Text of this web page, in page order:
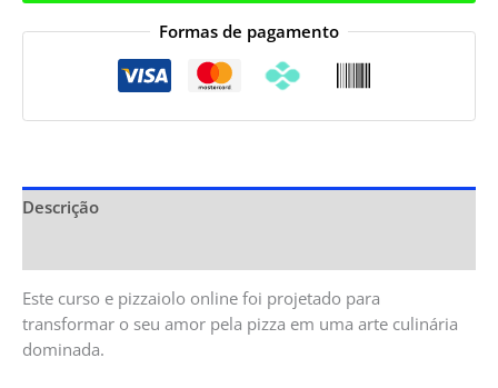
Formas de pagamento
Descrição
Este curso e pizzaiolo online foi projetado para
transformar o seu amor pela pizza em uma arte culinária
dominada.